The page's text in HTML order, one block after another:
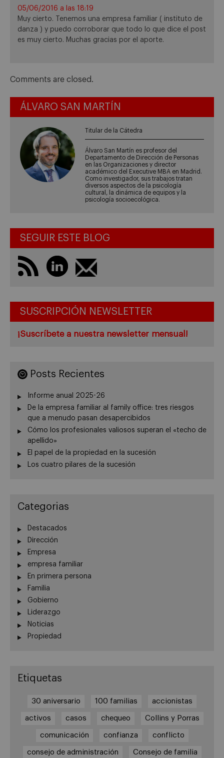
05/06/2016 a las 18:19
Muy cierto. Tenemos una empresa familiar ( instituto de
danza ) y puedo corroborar que todo lo que dice el post
es muy cierto. Muchas gracias por el aporte.
Comments are closed.
ÁLVARO SAN MARTÍN
Titular de la Cátedra
Álvaro San Martín es profesor del
Departamento de Dirección de Personas
en las Organizaciones y director
académico del Executive MBA en Madrid.
Como investigador, sus trabajos tratan
diversos aspectos de la psicología
cultural, la dinámica de equipos y la
psicología socioecológica.
SEGUIR ESTE BLOG
SUSCRIPCIÓN NEWSLETTER
¡Suscríbete a nuestra newsletter mensual!
Posts Recientes
Informe anual 2025-26
De la empresa familiar al family office: tres riesgos
que a menudo pasan desapercibidos
Cómo los profesionales valiosos superan el «techo de
apellido»
El papel de la propiedad en la sucesión
Los cuatro pilares de la sucesión
Categorias
Destacados
Dirección
Empresa
empresa familiar
En primera persona
Familia
Gobierno
Liderazgo
Noticias
Propiedad
Etiquetas
30 aniversario 100 familias accionistas
activos casos chequeo Collins y Porras
comunicación confianza conflicto
consejo de administración Consejo de familia